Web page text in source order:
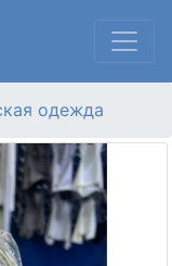
одежда